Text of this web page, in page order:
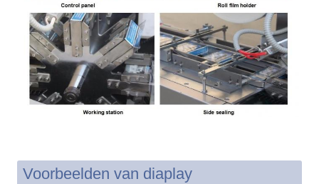
Voorbeelden van diaplay